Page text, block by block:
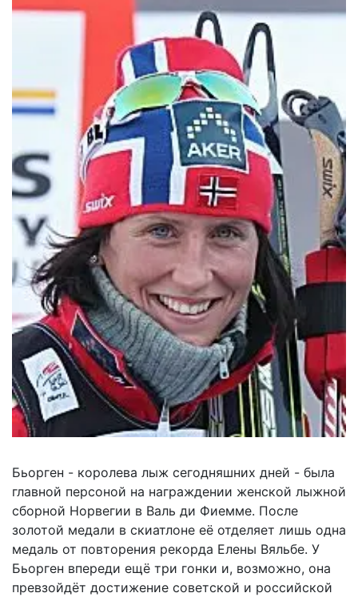
Бьорген - королева лыж сегодняшних дней - была
главной персоной на награждении женской лыжной
сборной Норвегии в Валь ди Фиемме. После
золотой медали в скиатлоне её отделяет лишь одна
медаль от повторения рекорда Елены Вяльбе. У
Бьорген впереди ещё три гонки и, возможно, она
превзойдёт достижение советской и российской